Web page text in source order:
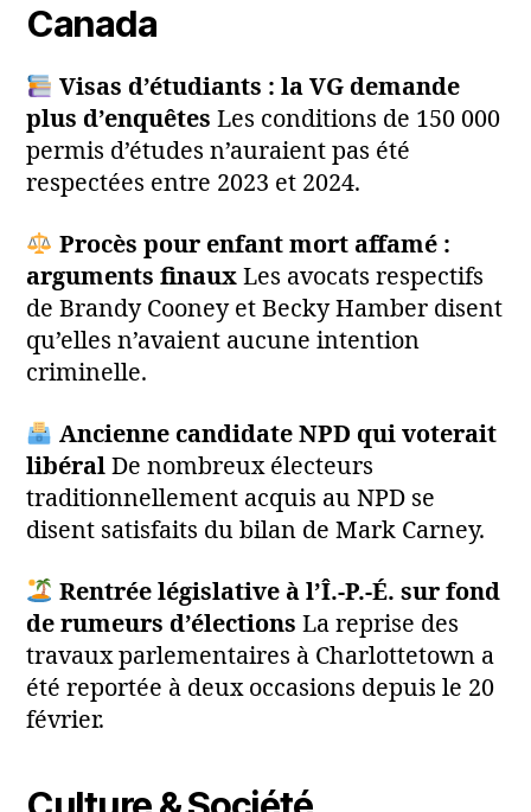
Canada
Visas d’étudiants : la VG demande
plus d’enquêtes Les conditions de 150 000
permis d’études n’auraient pas été
respectées entre 2023 et 2024.
Procès pour enfant mort affamé :
arguments finaux Les avocats respectifs
de Brandy Cooney et Becky Hamber disent
qu’elles n’avaient aucune intention
criminelle.
Ancienne candidate NPD qui voterait
libéral De nombreux électeurs
traditionnellement acquis au NPD se
disent satisfaits du bilan de Mark Carney.
Rentrée législative à l’Î.-P.-É. sur fond
de rumeurs d’élections La reprise des
travaux parlementaires à Charlottetown a
été reportée à deux occasions depuis le 20
février.